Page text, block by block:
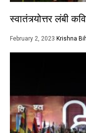
स्वातंत्र्योत्तर लंबी
February 2, 2023 Krishna